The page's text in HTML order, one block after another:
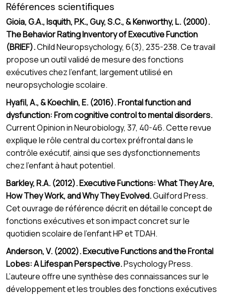
Références scientifiques
Gioia, G.A., Isquith, P.K., Guy, S.C., & Kenworthy, L. (2000).
The Behavior Rating Inventory of Executive Function
(BRIEF).Child Neuropsychology, 6(3), 235-238. Ce travail
propose un outil validé de mesure des fonctions
exécutives chez l’enfant, largement utilisé en
neuropsychologie scolaire.
Hyafil, A., & Koechlin, E. (2016). Frontal function and
dysfunction: From cognitive control to mental disorders.
Current Opinion in Neurobiology, 37, 40-46. Cette revue
explique le rôle central du cortex préfrontal dans le
contrôle exécutif, ainsi que ses dysfonctionnements
chez l’enfant à haut potentiel.
Barkley, R.A. (2012). Executive Functions: What They Are,
How They Work, and Why They Evolved.Guilford Press.
Cet ouvrage de référence décrit en détail le concept de
fonctions exécutives et son impact concret sur le
quotidien scolaire de l’enfant HP et TDAH.
Anderson, V. (2002). Executive Functions and the Frontal
Lobes: A Lifespan Perspective.Psychology Press.
L’auteure offre une synthèse des connaissances sur le
développement et les troubles des fonctions exécutives